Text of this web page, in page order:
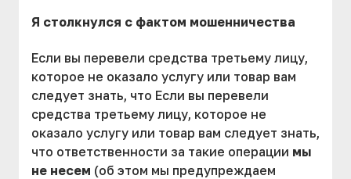
Я столкнулся с фактом мошенничества
Если вы перевели средства третьему лицу,
которое не оказало услугу или товар вам
следует знать, что Если вы перевели
средства третьему лицу, которое не
оказало услугу или товар вам следует знать,
что ответственности за такие операции мы
не несем (об этом мы предупреждаем